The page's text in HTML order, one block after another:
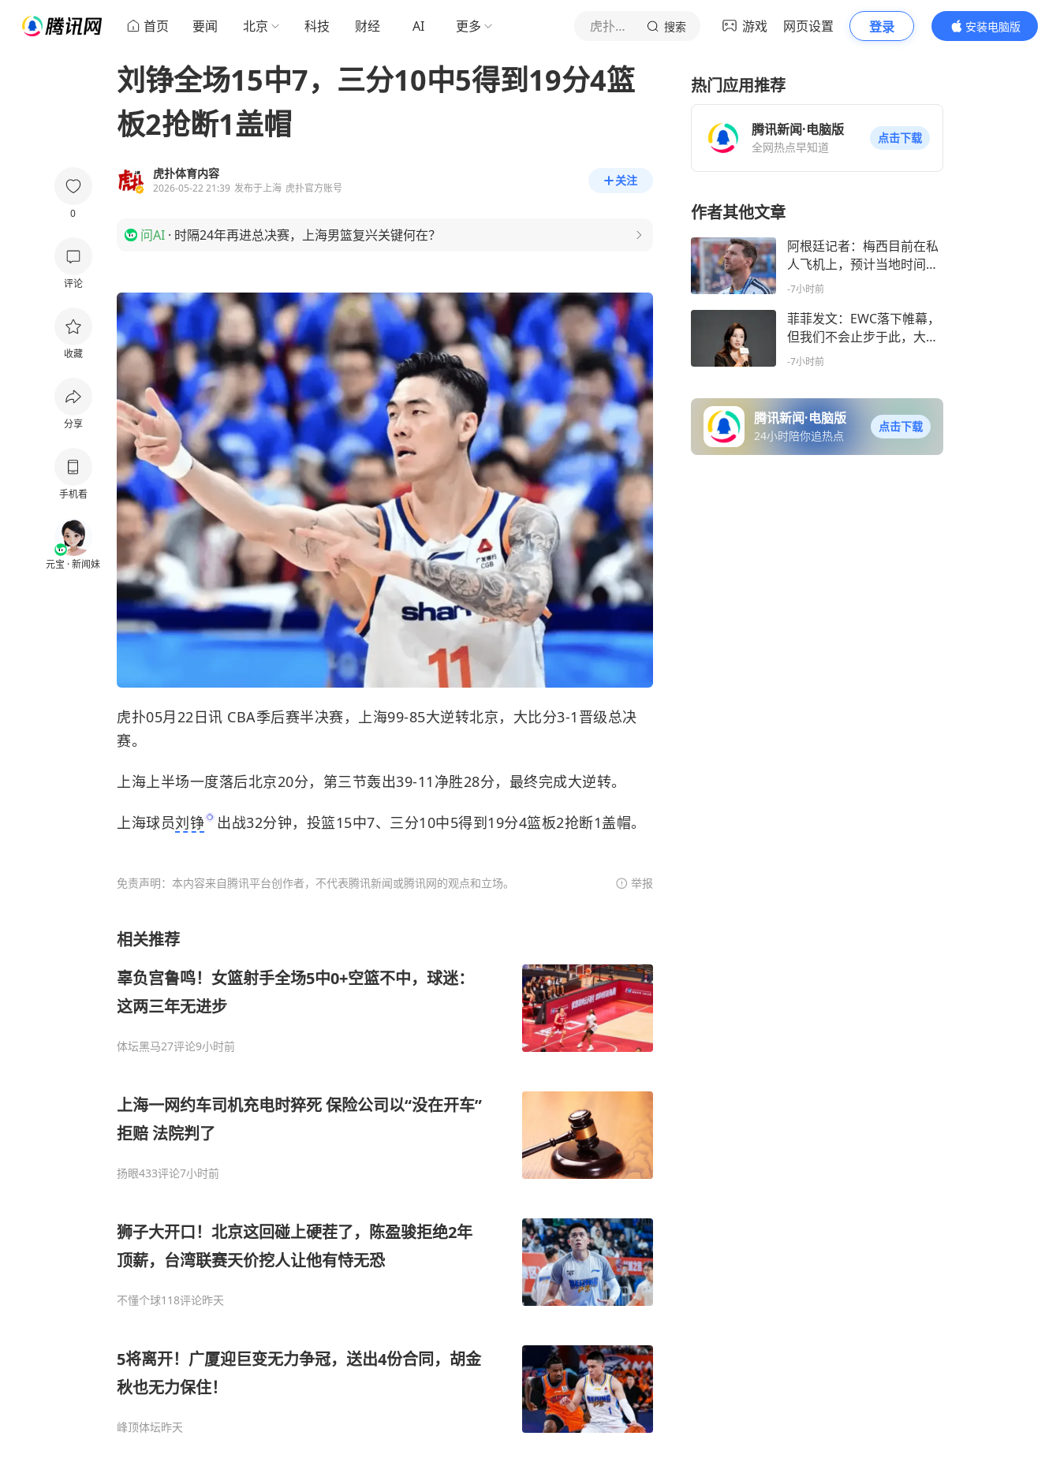
首页 要闻 北京 科技 财经 AI 更多 虎扑体育内容 搜索 游戏 网页设置 登录
安装电脑版
内容更精彩
0
评论
收藏
分享
手机看
元宝 · 新闻妹
刘铮全场15中7，三分10中5得到19分4篮
板2抢断1盖帽
虎扑体育内容
2026-05-22 21:39 发布于上海 虎扑官方账号
关注
问AI · 时隔24年再进总决赛，上海男篮复兴关键何在？
虎扑05月22日讯 CBA季后赛半决赛，上海99-85大逆转北京，大比分3-1晋级总决
赛。
上海上半场一度落后北京20分，第三节轰出39-11净胜28分，最终完成大逆转。
上海球员刘铮 出战32分钟，投篮15中7、三分10中5得到19分4篮板2抢断1盖帽。
免责声明：本内容来自腾讯平台创作者，不代表腾讯新闻或腾讯网的观点和立场。 举报
相关推荐
辜负宫鲁鸣！女篮射手全场5中0+空篮不中，球迷：
这两三年无进步
体坛黑马27评论9小时前
上海一网约车司机充电时猝死 保险公司以“没在开车”
拒赔 法院判了
扬眼433评论7小时前
狮子大开口！北京这回碰上硬茬了，陈盈骏拒绝2年
顶薪，台湾联赛天价挖人让他有恃无恐
不懂个球118评论昨天
5将离开！广厦迎巨变无力争冠，送出4份合同，胡金
秋也无力保住！
峰顶体坛昨天
热门应用推荐
腾讯新闻·电脑版
全网热点早知道
点击下载
作者其他文章
阿根廷记者：梅西目前在私
人飞机上，预计当地时间晚
9点抵达
-7小时前
菲菲发文：EWC落下帷幕，
但我们不会止步于此，大家
沉淀一下
-7小时前
腾讯新闻·电脑版
24小时陪你追热点
点击下载